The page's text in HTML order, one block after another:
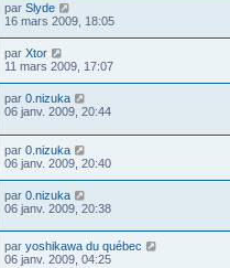
par Slyde
16 mars 2009, 18:05
par Xtor
11 mars 2009, 17:07
par 0.nizuka
06 janv. 2009, 20:44
par 0.nizuka
06 janv. 2009, 20:40
par 0.nizuka
06 janv. 2009, 20:38
par yoshikawa du québec
06 janv. 2009, 04:25